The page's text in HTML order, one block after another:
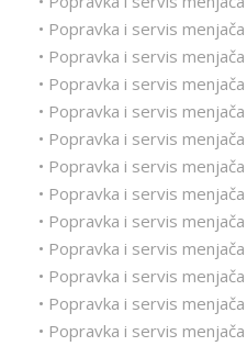
• Popravka i servis
• Popravka i servis
• Popravka i servis
• Popravka i servis
• Popravka i servis
• Popravka i servis menjača
• Popravka i servis
• Popravka i servis
• Popravka i servis
• Popravka i servis
• Popravka i servis
• Popravka i servis